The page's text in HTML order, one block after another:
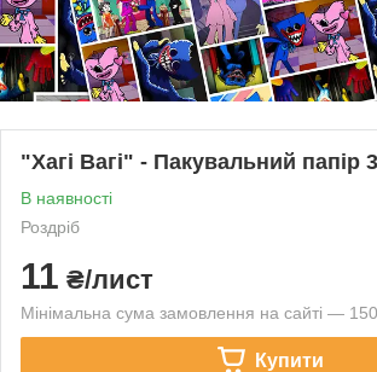
"Хагі Вагі" - Пакувальний папір
В наявності
Роздріб
11 ₴/лист
Мінімальна сума замовлення на сайті —
Купити